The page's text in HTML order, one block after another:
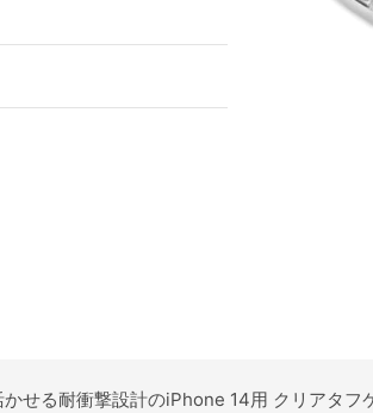
せる耐衝撃設計のiPhone 14用 クリアタ